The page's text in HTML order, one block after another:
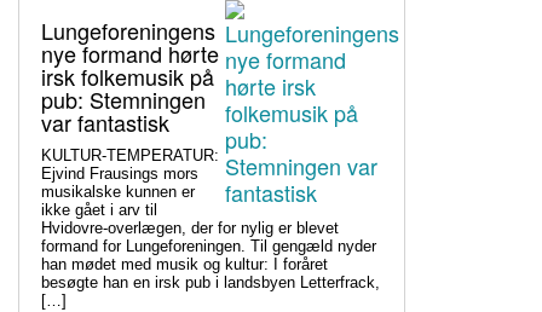
Lungeforeningens
nye formand hørte
irsk folkemusik på
pub: Stemningen
var fantastisk
KULTUR-TEMPERATUR:
Ejvind Frausings mors
musikalske kunnen er
ikke gået i arv til
Hvidovre-overlægen, der for nylig er blevet
formand for Lungeforeningen. Til gengæld nyder
han mødet med musik og kultur: I foråret
besøgte han en irsk pub i landsbyen Letterfrack,
[…]